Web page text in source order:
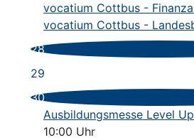
vocatium Cottbus -
vocatium Cottbus -
28
29
30
Ausbildungsmesse Level
10:00 Uhr